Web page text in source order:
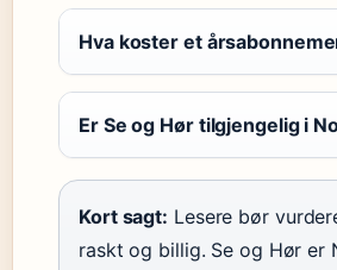
Hva koster et
Er Se og Hør tilgjengelig i
Kort sagt: Lesere bør
raskt og billig. Se og Hør er